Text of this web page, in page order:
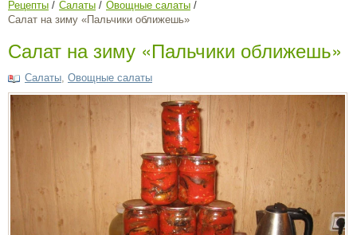
Рецепты Салаты
Овощные салаты
Салат на зиму «Пальчики оближешь»
Салат на зиму «Пальчики оближешь»
Салаты Овощные салаты